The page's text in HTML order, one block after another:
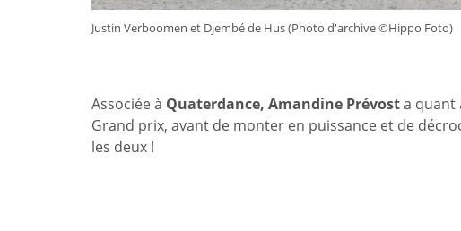
Justin Verboomen et Djembé de Hus (Photo d'archive ©Hippo Foto)
Associée à Quaterdance, Amandine Prévosta quant
Grand prix, avant de monter en puissance et de
les deux !